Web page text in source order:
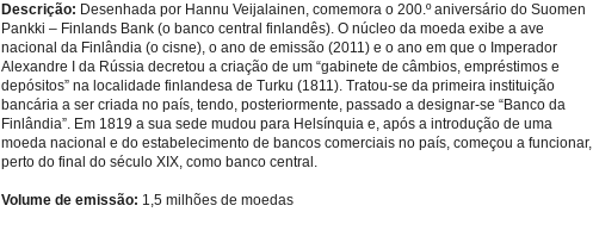
Descrição: Desenhada por Hannu Veijalainen, comemora o 200.º aniversário do Suomen
Pankki – Finlands Bank (o banco central finlandês). O núcleo da moeda exibe a ave
nacional da Finlândia (o cisne), o ano de emissão (2011) e o ano em que o Imperador
Alexandre I da Rússia decretou a criação de um “gabinete de câmbios, empréstimos e
depósitos” na localidade finlandesa de Turku (1811). Tratou-se da primeira instituição
bancária a ser criada no país, tendo, posteriormente, passado a designar-se “Banco da
Finlândia”. Em 1819 a sua sede mudou para Helsínquia e, após a introdução de uma
moeda nacional e do estabelecimento de bancos comerciais no país, começou a funcionar,
perto do final do século XIX, como banco central.
Volume de emissão: 1,5 milhões de moedas